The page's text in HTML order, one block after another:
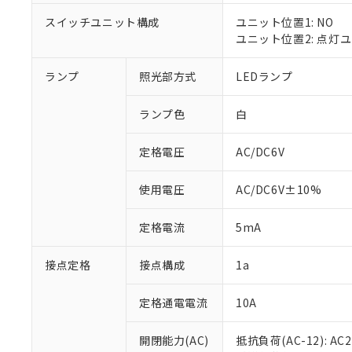
スイッチユニット構成
ユニット位置1: NO
ユニット位置2: 点灯
ランプ 照光部方式 LEDランプ
ランプ色 白
定格電圧 AC/DC6V
使用電圧 AC/DC6V±10%
定格電流 5mA
接点定格 接点構成 1a
定格通電電流 10A
開閉能力(AC)
抵抗負荷(AC-12):
ご利用条件
本サービス
くものです。
当社制御機
在庫状況お
当社販売員
在庫状況お
ている必要
対応済み：EU
対応予定：EU
対応予定なし：
非該当品：ライセ
仕入先様の事情に
*EU RoHS指令（10物質
鉛(Pb) 1000ppm以下、
六価クロム(Cr(Ⅵ))
フタル酸ビス(2-エチル
ル（DBP） 1000ppm
但し、RoHS指令で産業
フタル酸エステル類の
※2 対応予定月
部品在庫の切り替
※1 中国
「×」：最大均質
「－」：未確認で
Pb(鉛) :1000ppm、 Hg(
DEHP(フタル酸ビス(2-
「ｅ」：有害物質
「10」：通常の使
味します。
当社は、こ
う）を輸出
などの必要
当社は規制
たしません。
記
号
○ 一定数
△ 一定数
－
在庫な
空
受注生